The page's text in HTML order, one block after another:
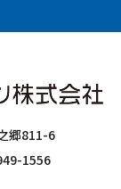
郷811-6
1556